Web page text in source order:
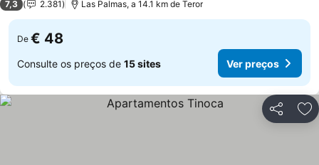
7,3 2.381 Las Palmas, a 14.1 km de Teror
De € 48
Consulte os preços de 15 sites Ver preços
Partilhar